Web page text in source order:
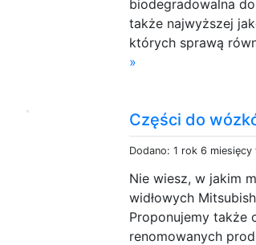
biodegradowalna
także najwyższej
których sprawą
»
Części do
Dodano: 1 rok 6 miesięcy
Nie wiesz, w jakim
widłowych
Proponujemy także
renomowanych